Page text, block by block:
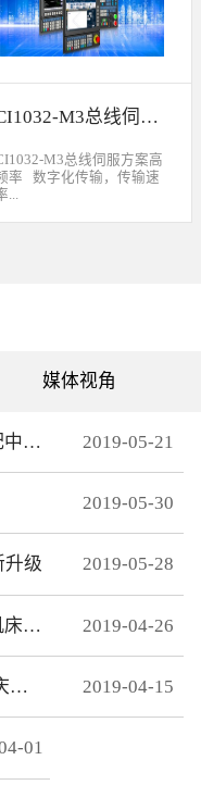
CI1032-M3总线伺服方案
M3总线伺服方案高
率 数字化传输，传输速
...
合远距离的电机控制。网线
式接线 减少前期接线、制
。分期保护 可以实现系
卸功能，有效杜绝拖款。
伺服参数，一键设置下发，
100倍，多个轴联动加工
题而导致的加 工不
协调、整体效果变形等。快
MECHATROLINK III总
应频率，位 置速度指
整定时间可达2ms以下。
准 23位绝对值编码器，
媒体视角
山龙分享智能螺丝机在3C在线装配中的应用 2019-05-21
2019-05-30
升级 2019-05-28
展会预告|山龙智控即将参加东莞机床模具展 2019-04-26
乔迁新址 万象更新 山龙智控乔迁庆典隆重举行 2019-04-15
-01